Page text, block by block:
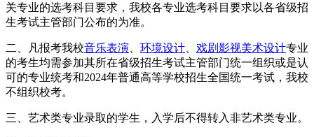
关专业的选考科目要求，我校各专业选考科目要求以各省级招
生考试主管部门公布的为准。
二、凡报考我校音乐表演 环境设计 戏剧影视美术设计专业
的考生均需参加其所在省级招生考试主管部门统一组织或是认
可的专业统考和2024年普通高等学校招生全国统一考试，我校
不组织校考。
三、艺术类专业录取的学生，入学后不得转入非艺术类专业。